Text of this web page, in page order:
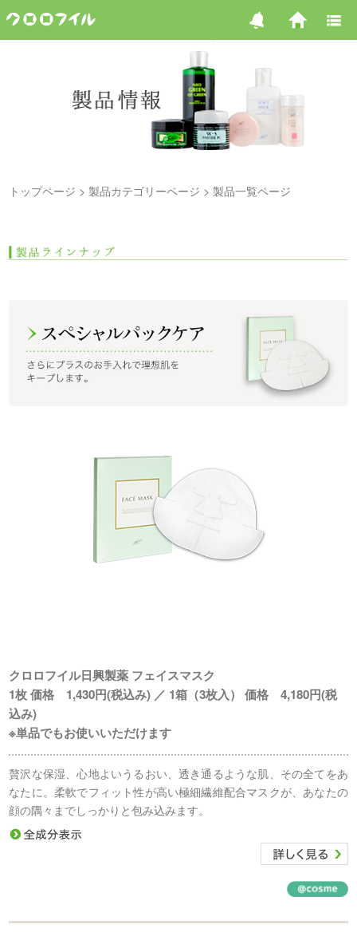
トップページ 製品カテゴリーページ 製品一覧ページ
クロロフイル日興製薬 フェイスマスク
1枚 価格 1,430円(税込み) ／ 1箱（3枚入） 価格 4,180円(税
込み)
※単品でもお使いいただけます
贅沢な保湿、心地よいうるおい、透き通るような肌、その全てをあ
なたに。柔軟でフィット性が高い極細繊維配合マスクが、あなたの
顔の隅々までしっかりと包み込みます。